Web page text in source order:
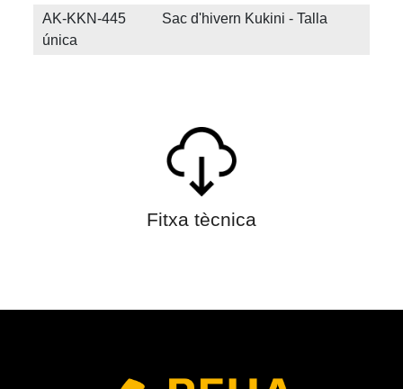
AK-KKN-445 Sac d'hivern Kukini - Talla
única
Fitxa tècnica